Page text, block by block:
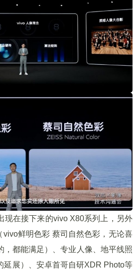
现在接下来的vivo X80系列上，另外
鲜明色彩 蔡司自然色彩，无论喜
，都能满足）、专业人像、地平线照
延展）、安卓首哥自研XDR Photo等